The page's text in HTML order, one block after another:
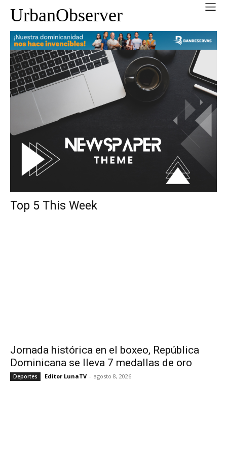
UrbanObserver
Top 5 This Week
Jornada histórica en el boxeo, República
Dominicana se lleva 7 medallas de oro
Deportes Editor LunaTV - agosto 8, 2026